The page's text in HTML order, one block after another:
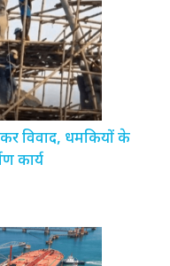
विवाद, धमकियों के
कार्य